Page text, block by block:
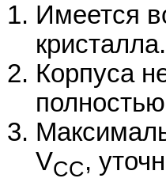
Имеется
кристалла.
Корпуса
VCC,